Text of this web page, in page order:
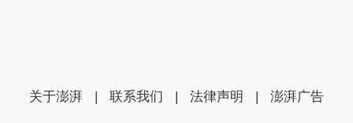
关于澎湃 | 联系我们 | 法律声明 | 澎湃广告